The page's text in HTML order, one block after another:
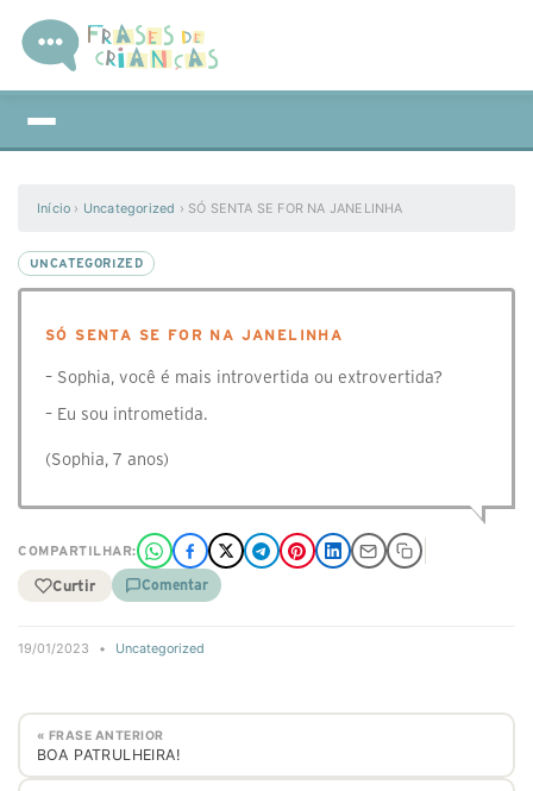
Início › Uncategorized › SÓ SENTA SE FOR NA JANELINHA
UNCATEGORIZED
SÓ SENTA SE FOR NA JANELINHA
– Sophia, você é mais introvertida ou extrovertida?
– Eu sou intrometida.
(Sophia, 7 anos)
COMPARTILHAR:
Curtir Comentar
19/01/2023 • Uncategorized
« FRASE ANTERIOR
BOA PATRULHEIRA!